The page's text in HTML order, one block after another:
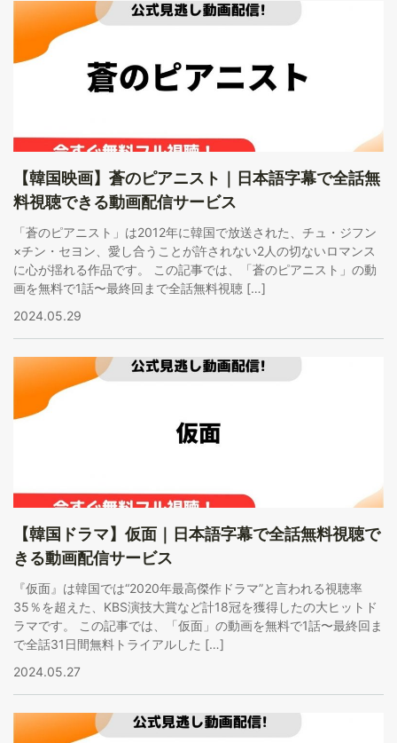
【韓国映画】蒼のピアニスト｜日本語字幕で全話無
料視聴できる動画配信サービス
「蒼のピアニスト」は2012年に韓国で放送された、チュ・ジフン
×チン・セヨン、愛し合うことが許されない2人の切ないロマンス
に心が揺れる作品です。 この記事では、「蒼のピアニスト」の動
画を無料で1話〜最終回まで全話無料視聴 […]
2024.05.29
【韓国ドラマ】仮面｜日本語字幕で全話無料視聴で
きる動画配信サービス
『仮面』は韓国では“2020年最高傑作ドラマ”と言われる視聴率
35％を超えた、KBS演技大賞など計18冠を獲得したの大ヒットド
ラマです。 この記事では、「仮面」の動画を無料で1話〜最終回ま
で全話31日間無料トライアルした […]
2024.05.27